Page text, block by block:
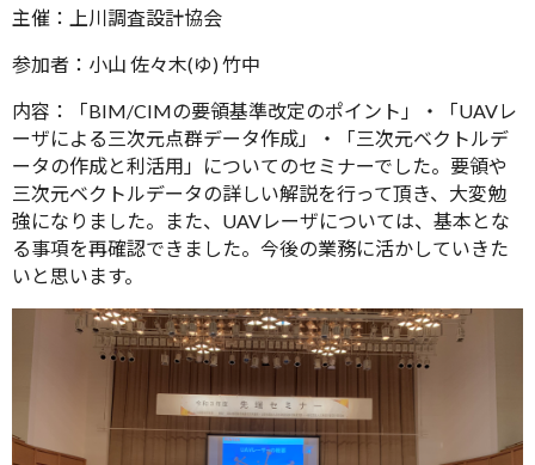
主催：上川調査設計協会
参加者：小山 佐々木(ゆ) 竹中
内容：「BIM/CIMの要領基準改定のポイント」・「UAVレ
ーザによる三次元点群データ作成」・「三次元ベクトルデ
ータの作成と利活用」についてのセミナーでした。要領や
三次元ベクトルデータの詳しい解説を行って頂き、大変勉
強になりました。また、UAVレーザについては、基本とな
る事項を再確認できました。今後の業務に活かしていきた
いと思います。